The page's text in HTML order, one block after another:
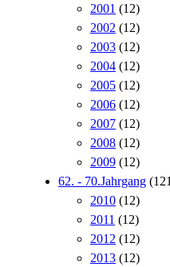
2001 (12)
2002 (12)
2003 (12)
2004 (12)
2005 (12)
2006 (12)
2007 (12)
2008 (12)
2009 (12)
62. - 70.Jahrgang
2010 (12)
2011 (12)
2012 (12)
2013 (12)